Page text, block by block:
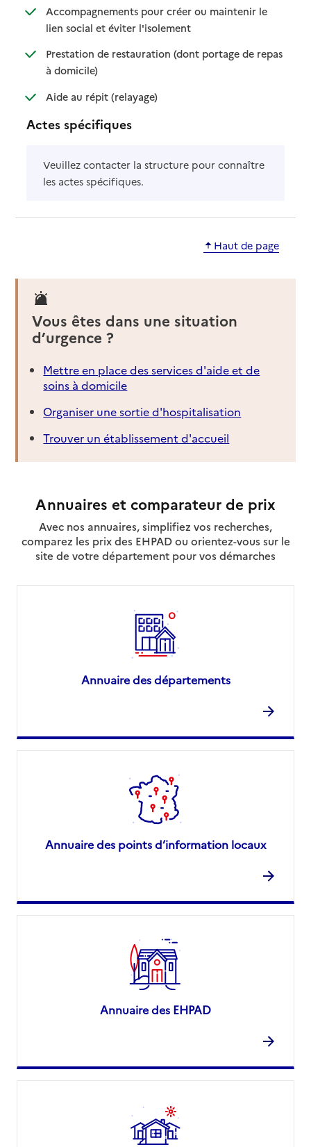
Accompagnements pour créer ou maintenir le
lien social et éviter l'isolement: disponible
: non disponible
Prestation de restauration (dont portage de repas
à domicile): disponible
: non disponible
Aide au répit (relayage): disponible
: non disponible
Actes spécifiques
Veuillez contacter la structure pour connaître
les actes spécifiques.
Haut de page
Vous êtes dans une situation
d’urgence ?
Mettre en place des services d'aide et de
soins à domicile
Organiser une sortie d'hospitalisation
Trouver un établissement d'accueil
Annuaires et comparateur de prix
Avec nos annuaires, simplifiez vos recherches,
comparez les prix des EHPAD ou orientez-vous sur le
site de votre département pour vos démarches
Annuaire des départements
Annuaire des points d’information locaux
Annuaire des EHPAD